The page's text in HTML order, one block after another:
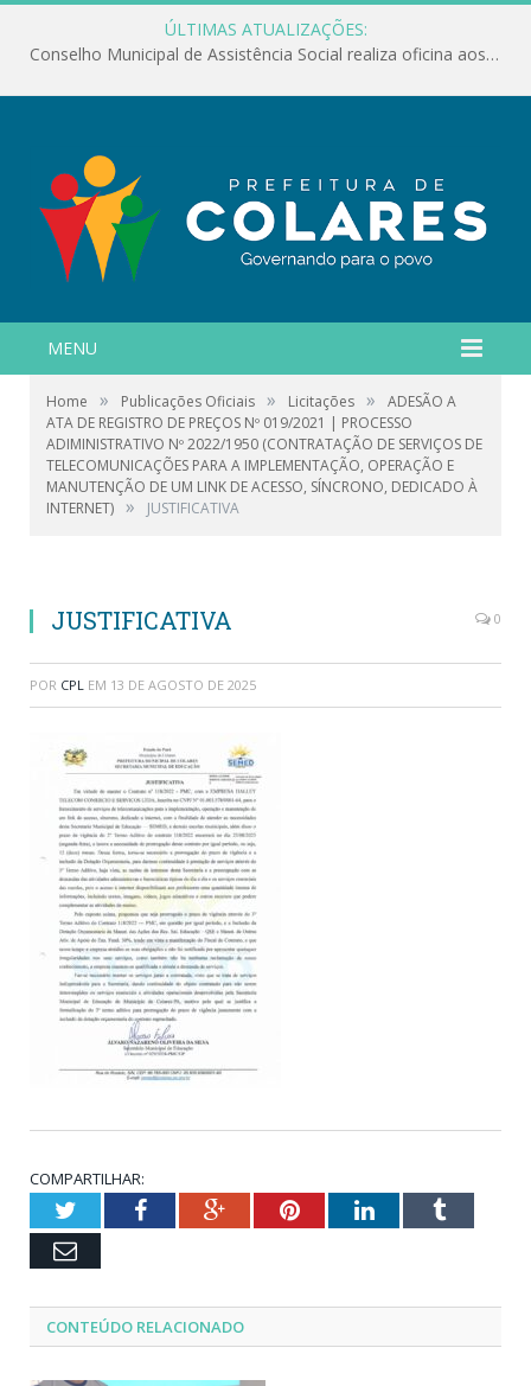
ÚLTIMAS ATUALIZAÇÕES:
Conselho Municipal de Assistência Social realiza oficina aos servidores
MENU
Home » Publicações Oficiais » Licitações »
ADESÃO A
ATA DE REGISTRO DE PREÇOS Nº 019/2021 | PROCESSO
ADIMINISTRATIVO Nº 2022/1950 (CONTRATAÇÃO DE SERVIÇOS DE
TELECOMUNICAÇÕES PARA A IMPLEMENTAÇÃO, OPERAÇÃO E
MANUTENÇÃO DE UM LINK DE ACESSO, SÍNCRONO, DEDICADO À
INTERNET) » JUSTIFICATIVA
JUSTIFICATIVA 0
POR CPL EM 13 DE AGOSTO DE 2025
COMPARTILHAR:
TwitterFacebookGoogle+PinterestLinkedInTumblr
Email
CONTEÚDO RELACIONADO